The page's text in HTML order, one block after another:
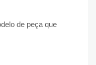
de peça que